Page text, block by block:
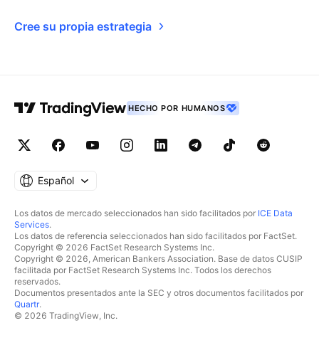
Cree su propia estrategia
HECHO POR HUMANOS
Español
Los datos de mercado seleccionados han sido facilitados por ICE Data
Services.
Los datos de referencia seleccionados han sido facilitados por FactSet.
Copyright © 2026 FactSet Research Systems Inc.
Copyright © 2026, American Bankers Association. Base de datos CUSIP
facilitada por FactSet Research Systems Inc. Todos los derechos
reservados.
Documentos presentados ante la SEC y otros documentos facilitados por
Quartr.
© 2026 TradingView, Inc.